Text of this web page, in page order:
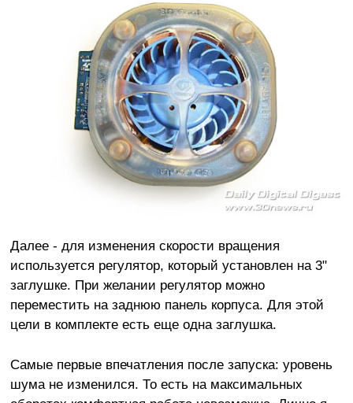
Далее - для изменения скорости вращения
используется регулятор, который установлен на 3"
заглушке. При желании регулятор можно
переместить на заднюю панель корпуса. Для этой
цели в комплекте есть еще одна заглушка.
Самые первые впечатления после запуска: уровень
шума не изменился. То есть на максимальных